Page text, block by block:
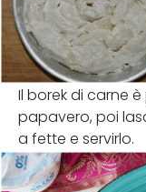
Il borek di carne
papavero, poi
a fette e servirlo.